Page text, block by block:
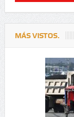
MÁS VISTOS.